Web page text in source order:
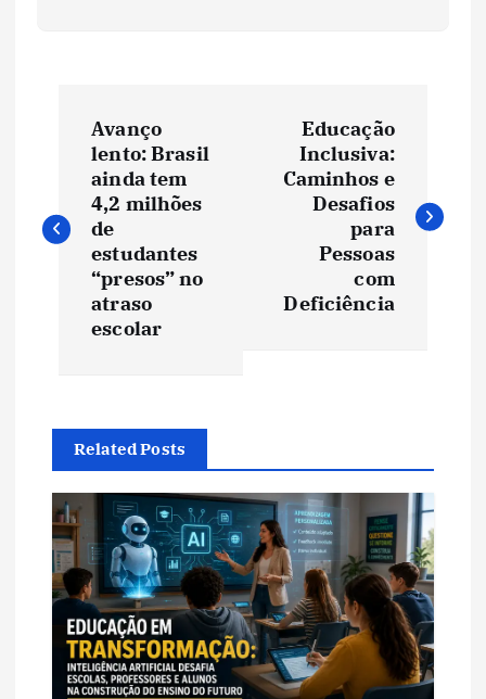
v
ç
ã
o
d
Avanço
lento: Brasil
ainda tem
4,2 milhões
de
estudantes
“presos” no
atraso
escolar
Educação
Inclusiva:
Caminhos e
Desafios
para
Pessoas
com
Deficiência
Related Posts